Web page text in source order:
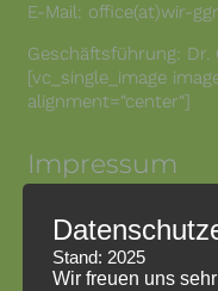
E-Mail: office(at)wir-
Geschäftsführung: Dr.
[vc_single_image
alignment=“center“]
Impressum
Impressum
Datenschutzerklärung
Stand: 2025
Wir freuen uns